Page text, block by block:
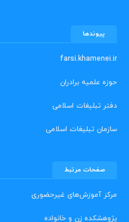
پیوندها
farsi.khamenei.ir
حوزه علمیه برادران
دفتر تبلیغات اسلامی
سازمان تبلیغات اسلامی
صفحات مرتبط
مرکز آموزش‌های غیرحضوری
پژوهشکده زن و خانواده